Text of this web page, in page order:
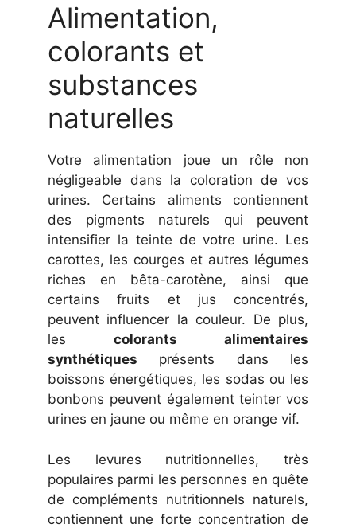
Alimentation,
colorants et
substances
naturelles
Votre alimentation joue un rôle non
négligeable dans la coloration de vos
urines. Certains aliments contiennent
des pigments naturels qui peuvent
intensifier la teinte de votre urine. Les
carottes, les courges et autres légumes
riches en bêta-carotène, ainsi que
certains fruits et jus concentrés,
peuvent influencer la couleur. De plus,
les colorants alimentaires
synthétiques présents dans les
boissons énergétiques, les sodas ou les
bonbons peuvent également teinter vos
urines en jaune ou même en orange vif.
Les levures nutritionnelles, très
populaires parmi les personnes en quête
de compléments nutritionnels naturels,
contiennent une forte concentration de